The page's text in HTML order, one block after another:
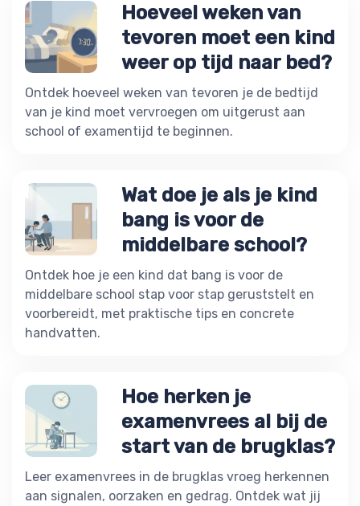
Hoeveel weken van
tevoren moet een kind
weer op tijd naar bed?
Ontdek hoeveel weken van tevoren je de bedtijd
van je kind moet vervroegen om uitgerust aan
school of examentijd te beginnen.
Wat doe je als je kind
bang is voor de
middelbare school?
Ontdek hoe je een kind dat bang is voor de
middelbare school stap voor stap geruststelt en
voorbereidt, met praktische tips en concrete
handvatten.
Hoe herken je
examenvrees al bij de
start van de brugklas?
Leer examenvrees in de brugklas vroeg herkennen
aan signalen, oorzaken en gedrag. Ontdek wat jij